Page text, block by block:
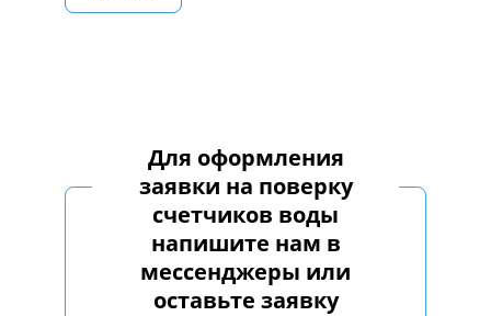
Для оформления
заявки на поверку
счетчиков воды
напишите нам в
мессенджеры или
оставьте заявку